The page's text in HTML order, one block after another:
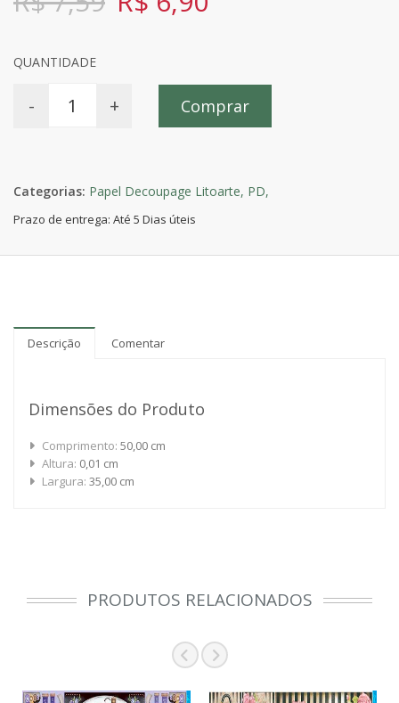
QUANTIDADE
- + Comprar
Categorias: Papel Decoupage Litoarte, PD,
Prazo de entrega: Até 5 Dias úteis
Descrição Comentar
Dimensões do Produto
Comprimento: 50,00 cm
Altura: 0,01 cm
Largura: 35,00 cm
PRODUTOS RELACIONADOS